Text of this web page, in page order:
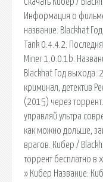
Информация о
название: Blackhat
Tank 0.4.4.2.
Miner 1.0.0.1b.
Blackhat Год выхода:
криминал, детектив
(2015) через
управляй ультра
как можно дольше,
врагов. Кибер /
торрент бесплатно
» Кибер Название: